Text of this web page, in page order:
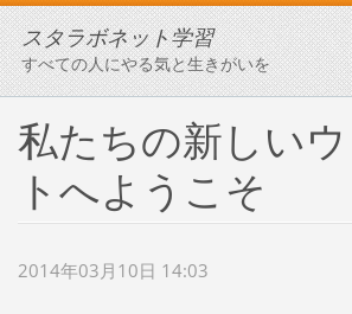
スタラボネット学習
すべての人にやる気と生きがいを
私たちの新しい
トへようこそ
2014年03月10日 14:03